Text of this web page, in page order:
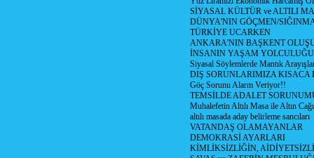
SİYASAL KÜLTÜR ve ALTILI
DÜNYA'NIN GÖÇMEN/
TÜRKİYE UCARKEN
ANKARA'NIN BAŞKENT
İNSANIN YAŞAM YOLCULUĞU
Siyasal Söylemlerde Mantık
DIŞ SORUNLARIMIZA KISACA
Göç Sorunu Alarm Veriyor!!
TEMSİLDE ADALET
Muhalefetin Altılı Masa ile Altın Cağı
altılı masada aday belirleme sancıları
VATANDAŞ OLAMAYANLAR
DEMOKRASİ AYARLARI
KİMLİKSİZLİĞİN,